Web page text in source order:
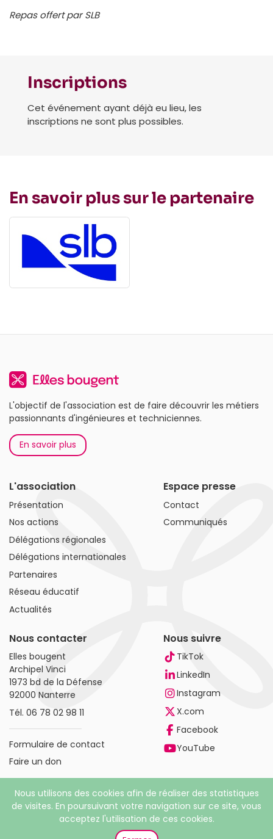
Repas offert par SLB
Inscriptions
Cet événement ayant déjà eu lieu, les
inscriptions ne sont plus possibles.
En savoir plus sur le partenaire
L'objectif de l'association est de faire découvrir les métiers
passionnants d'ingénieures et techniciennes.
En savoir plus
L'association
Présentation
Nos actions
Délégations régionales
Délégations internationales
Partenaires
Réseau éducatif
Actualités
Espace presse
Contact
Communiqués
Nous contacter
Elles bougent
Archipel Vinci
1973 bd de la Défense
92000 Nanterre
Tél. 06 78 02 98 11
Formulaire de contact
Faire un don
Nous suivre
TikTok
LinkedIn
Instagram
X.com
Facebook
YouTube
© 2026 Elles bougent. Tous droits réservés |Mentions
Politique de confidentialité
Nous utilisons des cookies afin de réaliser des statistiques
de visites. En poursuivant votre navigation sur ce site, vous
acceptez l'utilisation de ces cookies.